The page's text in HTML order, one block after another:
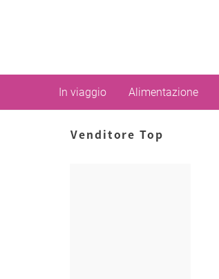
In viaggio Alimentazione
Venditore Top